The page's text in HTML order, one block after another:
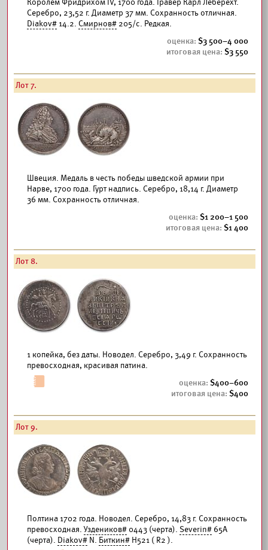
Королём Фридрихом IV, 1700 года. Гравёр Карл Леберехт.
Серебро, 23,52 г. Диаметр 37 мм. Сохранность отличная.
Diakov# 14.2. Смирнов# 205/с. Редкая.
3 500–4 000
3 550
Лот 7.
Швеция. Медаль в честь победы шведской армии при
Нарве, 1700 года. Гурт надпись. Серебро, 18,14 г. Диаметр
36 мм. Сохранность отличная.
1 200–1 500
1 400
Лот 8.
1 копейка, без даты. Новодел. Серебро, 3,49 г. Сохранность
превосходная, красивая патина.
400–600
400
Лот 9.
Полтина 1702 года. Новодел. Серебро, 14,83 г. Сохранность
превосходная. Уздеников# 0443 (черта). Severin# 65А
(черта). Diakov# N. Биткин# Н521 ( R2 ).